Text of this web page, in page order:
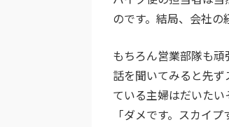
のです。結局、会社の
もちろん営業部隊も頑
話を聞いてみると先
ている主婦はだいたい
「ダメです。スカイ